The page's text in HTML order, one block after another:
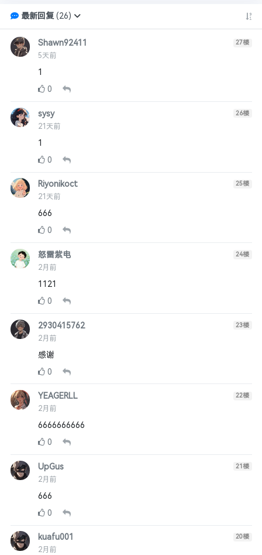
最新回复( 26)
Shawn92411
5天前
27楼
1
0
sysy
21天前
26楼
1
0
Riyonikoct
21天前
25楼
666
0
怒雷紫电
2月前
24楼
1121
0
2930415762
2月前
23楼
感谢
0
YEAGERLL
2月前
22楼
6666666666
0
UpGus
2月前
21楼
666
0
kuafu001
2月前
20楼